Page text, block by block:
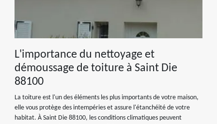
L'importance du nettoyage et
démoussage de toiture à Saint Die
88100
La toiture est l'un des éléments les plus importants de votre maison,
elle vous protège des intempéries et assure l'étanchéité de votre
habitat. À Saint Die 88100, les conditions climatiques peuvent